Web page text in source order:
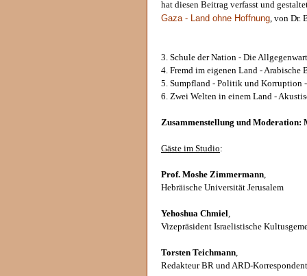
hat diesen Beitrag verfasst und
Gaza - Land ohne Hoffnung, von Dr.
3. Schule der Nation - Die
4. Fremd im eigenen Land - Arabische
5. Sumpfland - Politik und Korruption -
6. Zwei Welten in einem Land -
Zusammenstellung und Moderation:
Gäste im Studio:
Prof. Moshe Zimmermann,
Hebräische Universität Jerusalem
Yehoshua Chmiel,
Vizepräsident Israelistische
Torsten Teichmann,
Redakteur BR und ARD-